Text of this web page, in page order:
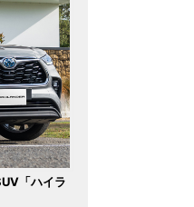
「ハイラ